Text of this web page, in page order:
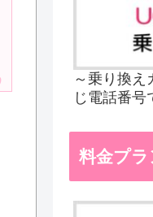
～乗り換え
じ電話番号
料金プ